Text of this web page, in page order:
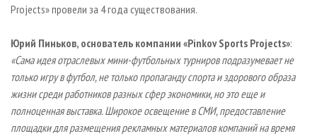
Projects» провели за 4 года существования.
Юрий Пиньков, основатель компании «PinkovSports Projects»:
«Сама идея отраслевых мини-футбольных турниров подразумевает не
только игру в футбол, не только пропаганду спорта и здорового образа
жизни среди работников разных сфер экономики, но это еще и
полноценная выставка. Широкое освещение в СМИ, предоставление
площадки для размещения рекламных материалов компаний на время